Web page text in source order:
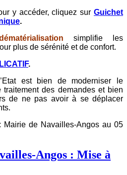
y accéder, cliquez sur Guichet
.
simplifie les
plus de sérénité et de confort.
.
est bien de moderniser le
des demandes et bien
de ne pas avoir à se déplacer
Mairie de Navailles-Angos au 05
Angos : Mise à